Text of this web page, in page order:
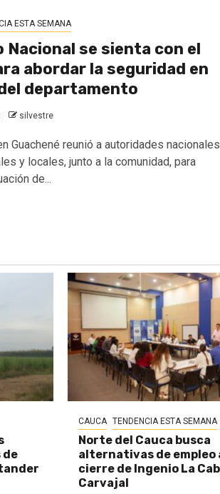
ESTA SEMANA
Nacional se sienta con el
abordar la seguridad en
departamento
silvestre
Guachené reunió a autoridades
y locales, junto a la comunidad, para
de...
de
CAUCA TENDENCIA ESTA SEMANA
Norte del Cauca busca
alternativas de empleo
cierre de Ingenio La
Carvajal